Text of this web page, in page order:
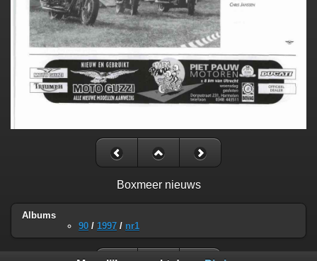
Boxmeer nieuws
Albums
90 / 1997 / nr1